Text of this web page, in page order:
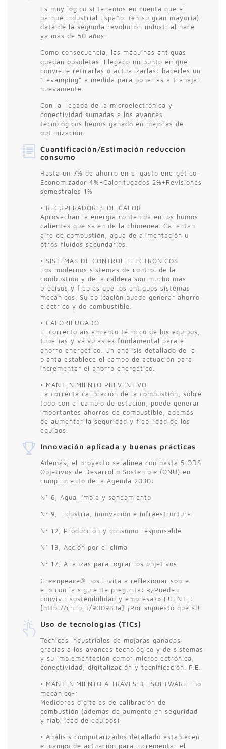
Es muy lógico si tenemos en cuenta que el
parque industrial Español (en su gran mayoría)
data de la segunda revolución industrial hace
ya más de 50 años.
Como consecuencia, las máquinas antiguas
quedan obsoletas. Llegado un punto en que
conviene retirarlas o actualizarlas: hacerles un
“revamping” a medida para ponerlas a trabajar
nuevamente.
Con la llegada de la microelectrónica y
conectividad sumadas a los avances
tecnológicos hemos ganado en mejoras de
optimización.
Cuantificación/Estimación reducción
consumo
Hasta un 7% de ahorro en el gasto energético:
Economizador 4%+Calorifugados 2%+Revisiones
semestrales 1%
• RECUPERADORES DE CALOR
Aprovechan la energía contenida en los humos
calientes que salen de la chimenea. Calientan
aire de combustión, agua de alimentación u
otros fluidos secundarios.
• SISTEMAS DE CONTROL ELECTRÓNICOS
Los modernos sistemas de control de la
combustión y de la caldera son mucho más
precisos y fiables que los antiguos sistemas
mecánicos. Su aplicación puede generar ahorro
eléctrico y de combustible.
• CALORIFUGADO
El correcto aislamiento térmico de los equipos,
tuberías y válvulas es fundamental para el
ahorro energético. Un análisis detallado de la
planta establece el campo de actuación para
incrementar el ahorro energético.
• MANTENIMIENTO PREVENTIVO
La correcta calibración de la combustión, sobre
todo con el cambio de estación, puede generar
importantes ahorros de combustible, además
de aumentar la seguridad y fiabilidad de los
equipos.
Innovación aplicada y buenas prácticas
Además, el proyecto se alinea con hasta 5 ODS
Objetivos de Desarrollo Sostenible (ONU) en
cumplimiento de la Agenda 2030:
Nº 6, Agua limpia y saneamiento
Nº 9, Industria, innovación e infraestructura
Nº 12, Producción y consumo responsable
Nº 13, Acción por el clima
Nº 17, Alianzas para lograr los objetivos
Greenpeace® nos invita a reflexionar sobre
ello con la siguiente pregunta: «¿Pueden
convivir sostenibilidad y empresa?» FUENTE:
[http://chilp.it/900983a] ¡Por supuesto que sí!
Uso de tecnologías (TICs)
Técnicas industriales de mojaras ganadas
gracias a los avances tecnológico y de sistemas
y su implementación como: microelectrónica,
conectividad, digitalización y tecnificación. P.E.
• MANTENIMIENTO A TRAVÉS DE SOFTWARE -no
mecánico-:
Medidores digitales de calibración de
combustión (además de aumento en seguridad
y fiabilidad de equipos)
• Análisis computarizados detallado establecen
el campo de actuación para incrementar el